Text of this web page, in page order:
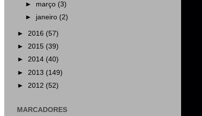
► março (3)
► janeiro (2)
► 2016 (57)
► 2015 (39)
► 2014 (40)
► 2013 (149)
► 2012 (52)
MARCADORES